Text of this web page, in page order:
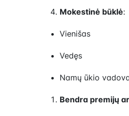
Mokestinė būklė:
Vienišas
Vedęs
Namų ūkio
Bendra premijų